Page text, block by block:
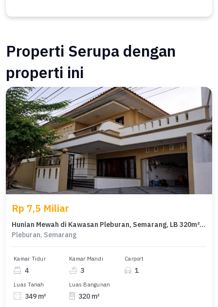
Properti Serupa dengan
properti ini
Rp 7,5 Miliar
Hunian Mewah di Kawasan Pleburan, Semarang, LB 320m², Harga 7,5 Miliar
Pleburan, Semarang
Kamar Tidur
4
Kamar Mandi
3
Carport
1
Luas Tanah
349 m²
Luas Bangunan
320 m²